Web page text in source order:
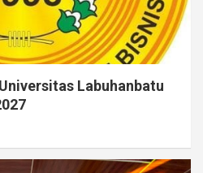
Labuhanbatu